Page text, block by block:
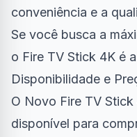
conveniência e a
Se você busca a
o Fire TV Stick 4K é
Disponibilidade e
O Novo Fire TV
disponível para